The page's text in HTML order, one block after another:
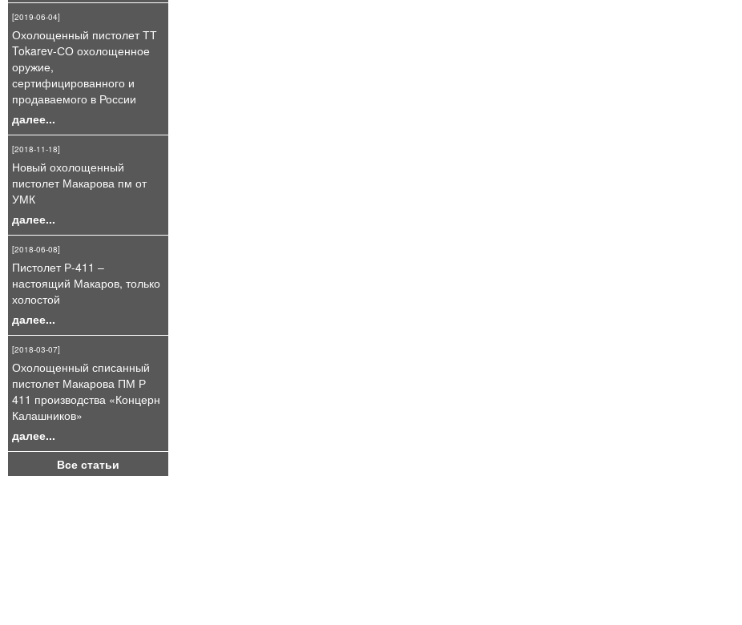
[2019-06-04]
Охолощенный пистолет ТТ
Tokarev-СО охолощенное
оружие,
сертифицированного и
продаваемого в России
далее...
[2018-11-18]
Новый охолощенный
пистолет Макарова пм от
УМК
далее...
[2018-06-08]
Пистолет Р-411 –
настоящий Макаров, только
холостой
далее...
[2018-03-07]
Охолощенный списанный
пистолет Макарова ПМ Р
411 производства «Концерн
Калашников»
далее...
Все статьи